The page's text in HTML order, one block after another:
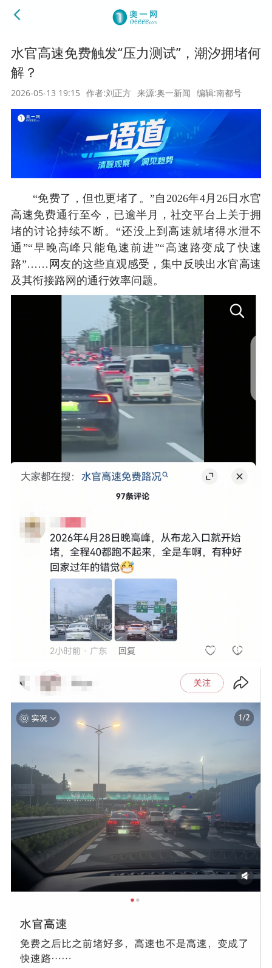
水官高速免费触发“压力测试”，潮汐拥堵何
解？
2026-05-13 19:15 作者:刘正方 来源:奥一新闻 编辑:南都号
“免费了，但也更堵了。”自2026年4月26日水官
高速免费通行至今，已逾半月，社交平台上关于拥
堵的讨论持续不断。“还没上到高速就堵得水泄不
通”“早晚高峰只能龟速前进”“高速路变成了快速
路”……网友的这些直观感受，集中反映出水官高速
及其衔接路网的通行效率问题。